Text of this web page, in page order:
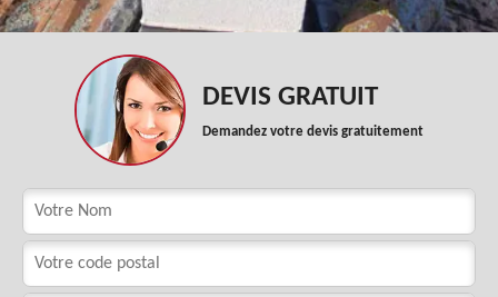
DEVIS GRATUIT
Demandez votre devis gratuitement